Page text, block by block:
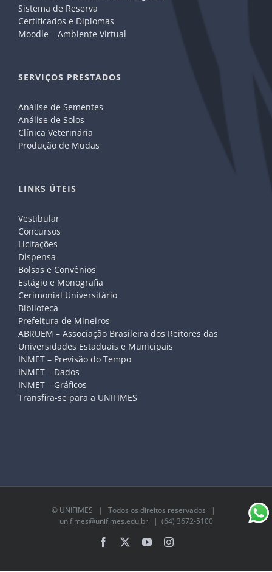
Sistema de Reserva
Certificados e Diplomas
Moodle – Ambiente Virtual
SERVIÇOS PRESTADOS
Análise de Sementes
Análise de Solos
Clínica Veterinária
Produção de Mudas
LINKS ÚTEIS
Vestibular
Concursos
Licitações
Dispensa
Bolsas e Convênios
Estágio e Monografia
Cerimonial Universitário
Biblioteca
Prefeitura de Mineiros
ABRUEM – Associação Brasileira dos Reitores das
Universidades Estaduais e Municipais
INMET – Previsão do Tempo
INMET – Dados
INMET – Gráficos
Transfira-se para a UNIFIMES
© UNIFIMES | Todos os direitos reservados |
unifimes@unifimes.edu.br| (64) 3672-5100
Facebook YouTubeInstagram